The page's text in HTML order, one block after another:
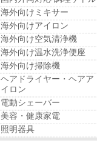
海外向けミキサー
海外向けアイロン
海外向け空気清浄機
海外向け温水洗浄便座
海外向け掃除機
ヘアドライヤー・ヘアア
イロン
電動シェーバー
美容・健康家電
照明器具